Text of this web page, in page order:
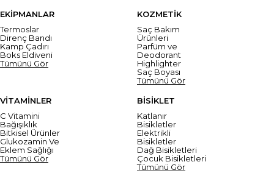
EKİPMANLAR
Termoslar
Direnç Bandı
Kamp Çadırı
Boks Eldiveni
Tümünü Gör
KOZMETİK
Saç Bakım
Ürünleri
Parfüm ve
Deodorant
Highlighter
Saç Boyası
Tümünü Gör
VİTAMİNLER
C Vitamini
Bağışıklık
Bitkisel Ürünler
Glukozamin Ve
Eklem Sağlığı
Tümünü Gör
BİSİKLET
Katlanır
Bisikletler
Elektrikli
Bisikletler
Dağ Bisikletleri
Çocuk Bisikletleri
Tümünü Gör